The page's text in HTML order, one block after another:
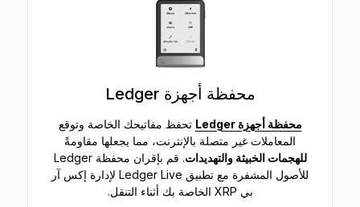
محفظة أجهزة Ledger
محفظة أجهزة Ledger
تحفظ مفاتيحك الخاصة وتوقع
المعاملات غير متصلة بالإنترنت، مما يجعلها مقاومةً
للهجمات الخبيثة والتهديدات
. قم بإقران محفظة Ledger
للأصول المشفرة مع تطبيق Ledger Live لإدارة إكس آر
بي XRP الخاصة بك أثناء التنقل.